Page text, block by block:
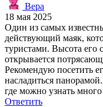
Вера
18 мая 2025
Один из самых
действующий маяк,
туристами. Высота его
открывается
Рекомендую посетить
насладиться
где можно узнать
Ответить